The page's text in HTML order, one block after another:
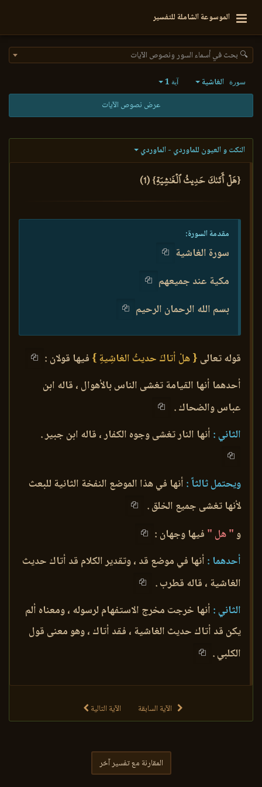
الموسوعة الشاملة للتفسير
🔍 بحث في أسماء السور ونصوص الآيات
سورة الغاشية آية 1
عرض نصوص الآيات
النكت و العيون للماوردي - الماوردي
{هَلۡ أَتَىٰكَ حَدِيثُ ٱلۡغَٰشِيَةِ} (1)
مقدمة السورة:
سورة الغاشية
مكية عند جميعهم
بسم الله الرحمان الرحيم
قوله تعالى { هلْ أتاكَ حديثُ الغاشِيةِ } فيها قولان :
أحدهما أنها القيامة تغشى الناس بالأهوال ، قاله ابن
عباس والضحاك .
الثاني : أنها النار تغشى وجوه الكفار ، قاله ابن جبير .
ويحتمل ثالثاً : أنها في هذا الموضع النفخة الثانية للبعث
لأنها تغشى جميع الخلق .
و" هل " فيها وجهان :
أحدهما : أنها في موضع قد ، وتقدير الكلام قد أتاك حديث
الغاشية ، قاله قطرب .
الثاني : أنها خرجت مخرج الاستفهام لرسوله ، ومعناه ألم
يكن قد أتاك حديث الغاشية ، فقد أتاك ، وهو معنى قول
الكلبي .
الآية السابقة الآية التالية
المقارنة مع تفسير آخر